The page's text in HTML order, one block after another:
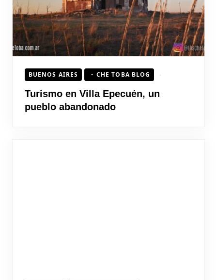
BUENOS AIRES CHE TOBA BLOG
Turismo en Villa Epecuén, un
pueblo abandonado